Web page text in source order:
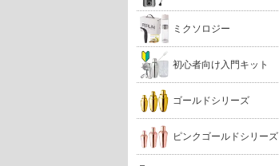
ミクソロジー
初心者向け入門キット
ゴールドシリーズ
ピンクゴールドシリーズ